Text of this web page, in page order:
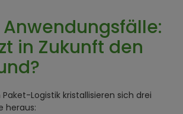
in Zukunft den
Logistik kristallisieren sich drei
heraus: